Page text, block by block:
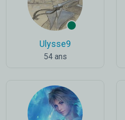
Ulysse9
54 ans